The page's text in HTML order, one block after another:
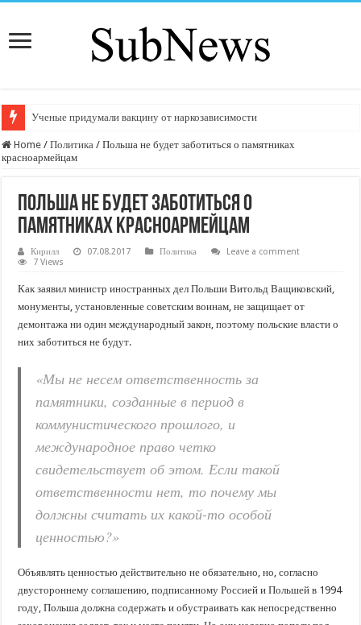
Ученые придумали вакцину от наркозависимости
Home / Политика / Польша не будет заботиться о памятниках
красноармейцам
Польша не будет заботиться о
памятниках красноармейцам
Кирилл 07.08.2017 Политика
Leave a comment
7 Views
Как заявил министр иностранных дел Польши Витольд Ващиковский,
монументы, установленные советским воинам, не защищает от
демонтажа ни один международный закон, поэтому польские власти о
них заботиться не будут.
«Мы не несем ответственность за
памятники, созданные в период в
коммунистического прошлого, и
международное право четко
свидетельствует об этом. Если такой
ответственности нет, то почему мы
должны считать их какой-то особой
ценностью?»
Объявлять ценностью действительно не обязательно, но, согласно
двустороннему соглашению, подписанному Россией и Польшей в 1994
году, Польша должна содержать и обустраивать как непосредственно